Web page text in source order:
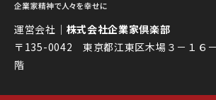
運営会社｜ 株式会社企業家倶楽部
〒135-0042 東京都江東区木場３－１６
階